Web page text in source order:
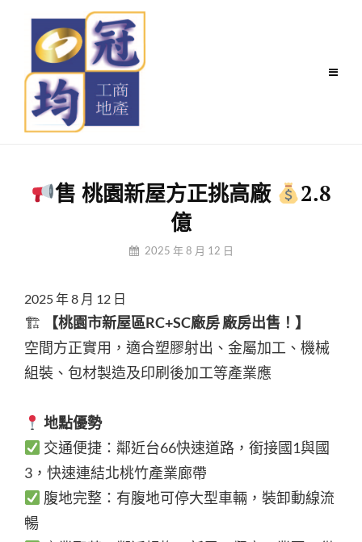
content
售 桃園新屋方正挑高廠
2.8
億
By
編
2025 年 8 月 12 日
2025 年 8 月 12 日
🏗
【桃園市新屋區RC+SC廠房 廠房出售！】
空間方正實用，適合塑膠射出、金屬加工、機械
組裝、包材製造及印刷後加工等產業應
地點優勢
交通便捷：鄰近台66快速道路，銜接國1與國
3，快速連結北桃竹產業廊帶
腹地完整：有腹地可停大型車輛，裝卸動線流
暢